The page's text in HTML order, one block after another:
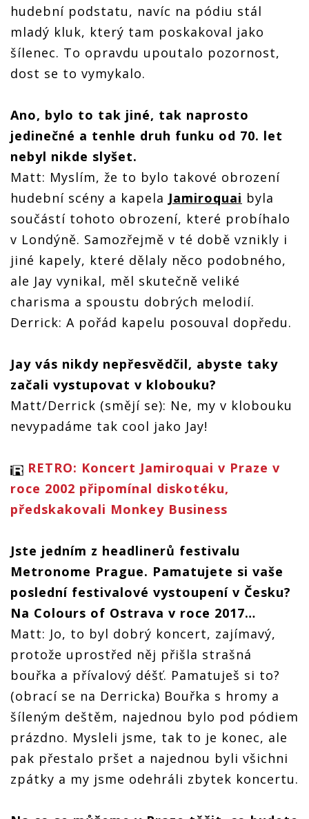
hudební podstatu, navíc na pódiu stál
mladý kluk, který tam poskakoval jako
šílenec. To opravdu upoutalo pozornost,
dost se to vymykalo.
Ano, bylo to tak jiné, tak naprosto
jedinečné a tenhle druh funku od 70. let
nebyl nikde slyšet.
Matt: Myslím, že to bylo takové obrození
hudební scény a kapela Jamiroquai byla
součástí tohoto obrození, které probíhalo
v Londýně. Samozřejmě v té době vznikly i
jiné kapely, které dělaly něco podobného,
ale Jay vynikal, měl skutečně veliké
charisma a spoustu dobrých melodií.
Derrick: A pořád kapelu posouval dopředu.
Jay vás nikdy nepřesvědčil, abyste taky
začali vystupovat v klobouku?
Matt/Derrick (smějí se): Ne, my v klobouku
nevypadáme tak cool jako Jay!
RETRO: Koncert Jamiroquai v Praze v
roce 2002 připomínal diskotéku,
předskakovali Monkey Business
Jste jedním z headlinerů festivalu
Metronome Prague. Pamatujete si vaše
poslední festivalové vystoupení v Česku?
Na Colours of Ostrava v roce 2017…
Matt: Jo, to byl dobrý koncert, zajímavý,
protože uprostřed něj přišla strašná
bouřka a přívalový déšť. Pamatuješ si to?
(obrací se na Derricka) Bouřka s hromy a
šíleným deštěm, najednou bylo pod pódiem
prázdno. Mysleli jsme, tak to je konec, ale
pak přestalo pršet a najednou byli všichni
zpátky a my jsme odehráli zbytek koncertu.